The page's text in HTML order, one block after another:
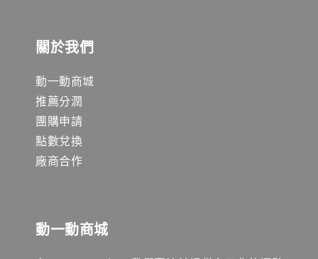
關於我們
動一動商城
推薦分潤
團購申請
點數兌換
廠商合作
動一動商城